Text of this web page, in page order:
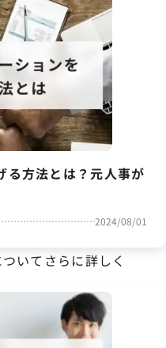
る方法とは？元人事が
2024/08/01
いてさらに詳しく